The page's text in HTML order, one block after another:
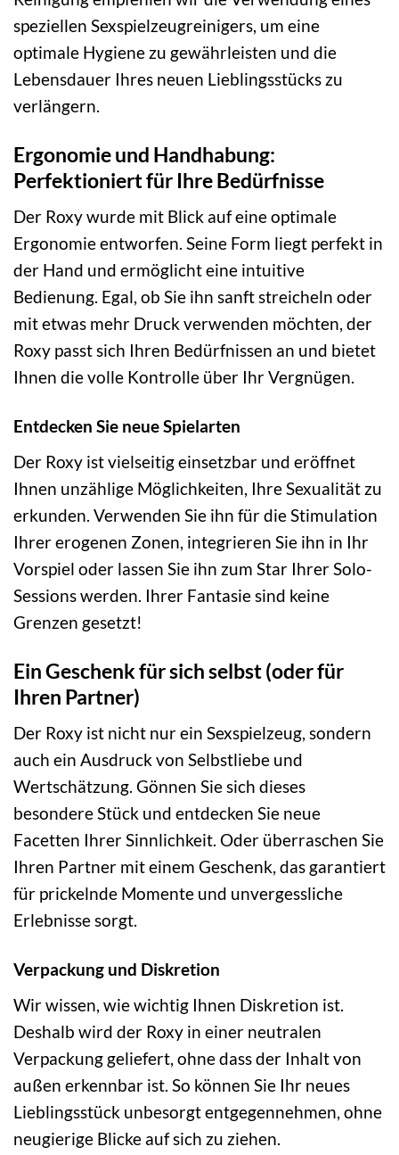
speziellen Sexspielzeugreinigers, um eine
optimale Hygiene zu gewährleisten und die
Lebensdauer Ihres neuen Lieblingsstücks zu
verlängern.
Ergonomie und Handhabung:
Perfektioniert für Ihre Bedürfnisse
Der Roxy wurde mit Blick auf eine optimale
Ergonomie entworfen. Seine Form liegt perfekt in
der Hand und ermöglicht eine intuitive
Bedienung. Egal, ob Sie ihn sanft streicheln oder
mit etwas mehr Druck verwenden möchten, der
Roxy passt sich Ihren Bedürfnissen an und bietet
Ihnen die volle Kontrolle über Ihr Vergnügen.
Entdecken Sie neue Spielarten
Der Roxy ist vielseitig einsetzbar und eröffnet
Ihnen unzählige Möglichkeiten, Ihre Sexualität zu
erkunden. Verwenden Sie ihn für die Stimulation
Ihrer erogenen Zonen, integrieren Sie ihn in Ihr
Vorspiel oder lassen Sie ihn zum Star Ihrer Solo-
Sessions werden. Ihrer Fantasie sind keine
Grenzen gesetzt!
Ein Geschenk für sich selbst (oder für
Ihren Partner)
Der Roxy ist nicht nur ein Sexspielzeug, sondern
auch ein Ausdruck von Selbstliebe und
Wertschätzung. Gönnen Sie sich dieses
besondere Stück und entdecken Sie neue
Facetten Ihrer Sinnlichkeit. Oder überraschen Sie
Ihren Partner mit einem Geschenk, das garantiert
für prickelnde Momente und unvergessliche
Erlebnisse sorgt.
Verpackung und Diskretion
Wir wissen, wie wichtig Ihnen Diskretion ist.
Deshalb wird der Roxy in einer neutralen
Verpackung geliefert, ohne dass der Inhalt von
außen erkennbar ist. So können Sie Ihr neues
Lieblingsstück unbesorgt entgegennehmen, ohne
neugierige Blicke auf sich zu ziehen.